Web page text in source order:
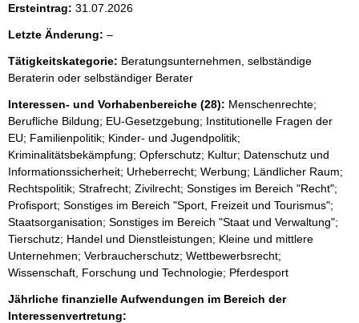
Ersteintrag: 31.07.2026
Letzte Änderung: –l
e
r
Tätigkeitskategorie: Beratungsunternehmen, selbständige
Beraterin oder selbständiger Berater
Interessen- und Vorhabenbereiche (28): Menschenrechte;
Berufliche Bildung; EU-Gesetzgebung; Institutionelle Fragen der
EU; Familienpolitik; Kinder- und Jugendpolitik;
Kriminalitätsbekämpfung; Opferschutz; Kultur; Datenschutz und
Informationssicherheit; Urheberrecht; Werbung; Ländlicher Raum;
Rechtspolitik; Strafrecht; Zivilrecht; Sonstiges im Bereich "Recht";
Profisport; Sonstiges im Bereich "Sport, Freizeit und Tourismus";
Staatsorganisation; Sonstiges im Bereich "Staat und Verwaltung";
Tierschutz; Handel und Dienstleistungen; Kleine und mittlere
Unternehmen; Verbraucherschutz; Wettbewerbsrecht;
Wissenschaft, Forschung und Technologie; Pferdesport
Jährliche finanzielle Aufwendungen im Bereich der
Interessenvertretung: